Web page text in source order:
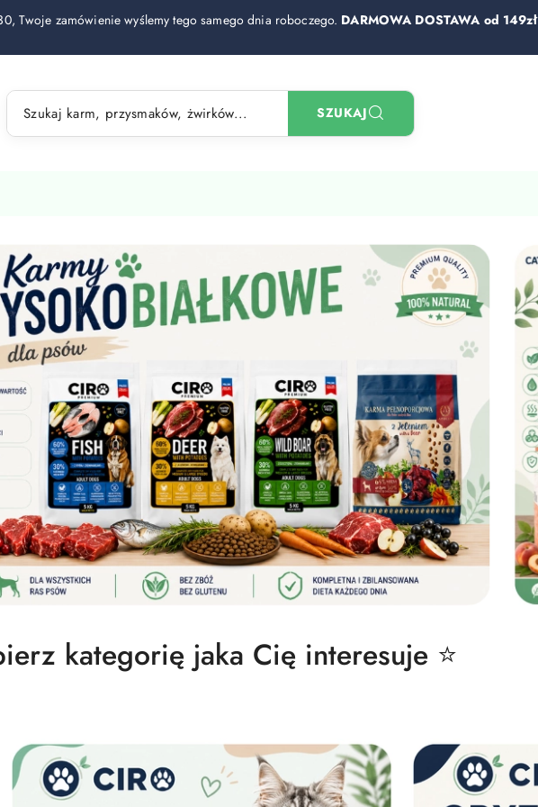
Twoje zamówienie wyślemy tego samego dnia roboczego. DARMOWA DOSTAWA od 149zł
kategorię jaka Cię interesuje ⭐